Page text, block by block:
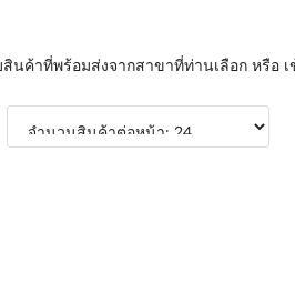
ค้าที่พร้อมส่งจากสาขาที่ท่านเลือก หรือ